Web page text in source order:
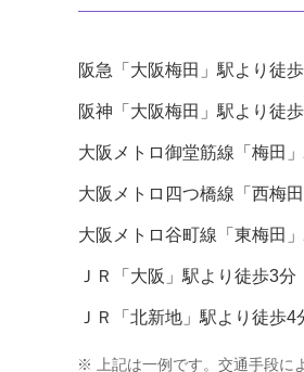
阪急「大阪梅田」駅より徒
阪神「大阪梅田」駅より徒
大阪メトロ御堂筋線「梅田
大阪メトロ四つ橋線「西梅
大阪メトロ谷町線「東梅田
ＪＲ「大阪」駅より徒歩3分
ＪＲ「北新地」駅より徒歩4
※
上記は一例です。交通手段に